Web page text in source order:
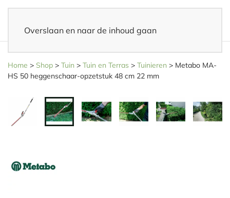
Overslaan en naar de inhoud gaan
Home > Shop > Tuin > Tuin en Terras > Tuinieren > Metabo MA-
HS 50 heggenschaar-opzetstuk 48 cm 22 mm